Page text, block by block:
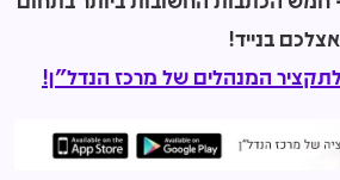
בנייד!
המנהלים של מרכז הנדל"ן!